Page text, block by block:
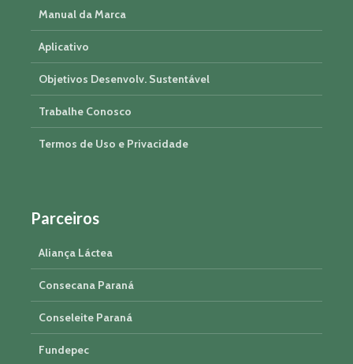
Manual da Marca
Aplicativo
Objetivos Desenvolv. Sustentável
Trabalhe Conosco
Termos de Uso e Privacidade
Parceiros
Aliança Láctea
Consecana Paraná
Conseleite Paraná
Fundepec